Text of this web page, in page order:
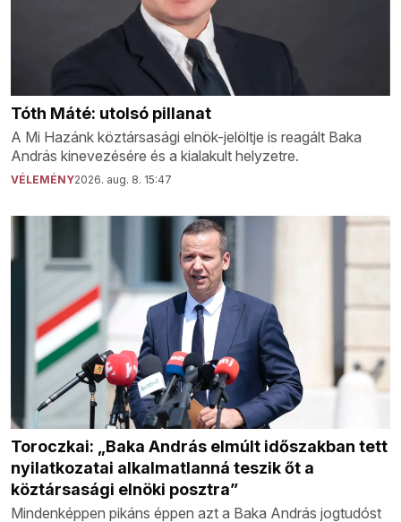
Tóth Máté: utolsó pillanat
A Mi Hazánk köztársasági elnök-jelöltje is reagált Baka
András kinevezésére és a kialakult helyzetre.
VÉLEMÉNY2026. aug. 8. 15:47
Toroczkai: „Baka András elmúlt időszakban tett
nyilatkozatai alkalmatlanná teszik őt a
köztársasági elnöki posztra”
Mindenképpen pikáns éppen azt a Baka András jogtudóst